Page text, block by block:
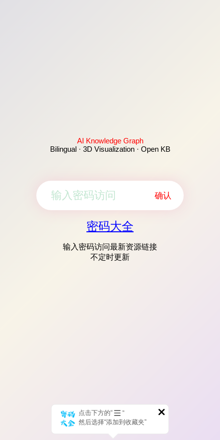
AI Knowledge Graph
Bilingual · 3D Visualization · Open KB
确认
密码大全
输入密码访问最新资源链接
不定时更新
点击下方的“
”
然后选择“添加到收藏夹”